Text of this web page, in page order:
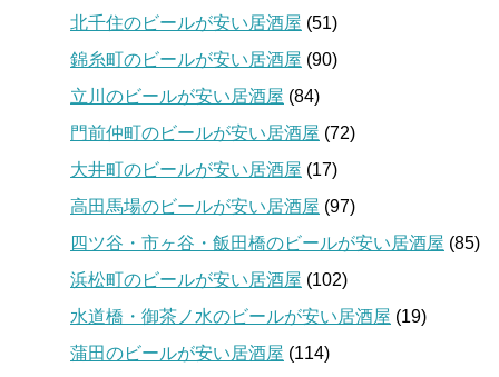
北千住のビールが安い居酒屋 (51)
錦糸町のビールが安い居酒屋 (90)
立川のビールが安い居酒屋 (84)
門前仲町のビールが安い居酒屋 (72)
大井町のビールが安い居酒屋 (17)
高田馬場のビールが安い居酒屋 (97)
四ツ谷・市ヶ谷・飯田橋のビールが安い居酒屋 (85)
浜松町のビールが安い居酒屋 (102)
水道橋・御茶ノ水のビールが安い居酒屋 (19)
蒲田のビールが安い居酒屋 (114)